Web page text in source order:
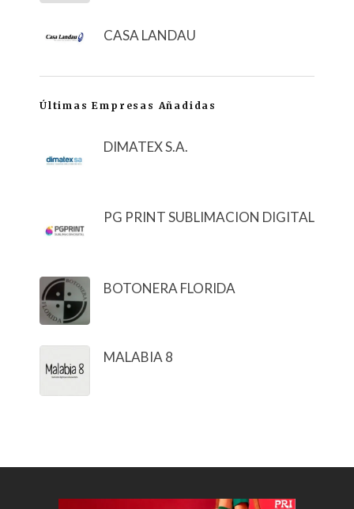
CASA LANDAU
Últimas Empresas Añadidas
DIMATEX S.A.
PG PRINT SUBLIMACION DIGITAL
BOTONERA FLORIDA
MALABIA 8